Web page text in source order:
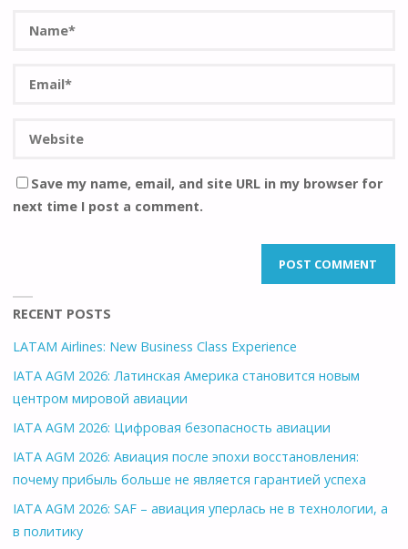
Save my name, email, and site URL in my browser for
next time I post a comment.
RECENT POSTS
LATAM Airlines: New Business Class Experience
IATA AGM 2026: Латинская Америка становится новым
центром мировой авиации
IATA AGM 2026: Цифровая безопасность авиации
IATA AGM 2026: Авиация после эпохи восстановления:
почему прибыль больше не является гарантией успеха
IATA AGM 2026: SAF – авиация уперлась не в технологии, а
в политику